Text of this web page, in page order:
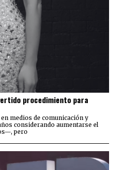
procedimiento para
medios de comunicación y
considerando aumentarse el
pero